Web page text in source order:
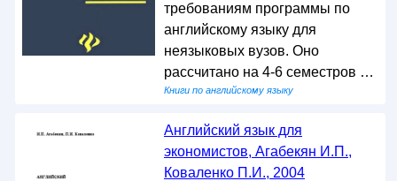
требованиям программы по
английскому языку для
неязыковых вузов. Оно
рассчитано на 4-6 семестров …
Книги по английскому языку
Английский язык для
экономистов, Агабекян И.П.,
Коваленко П.И., 2004